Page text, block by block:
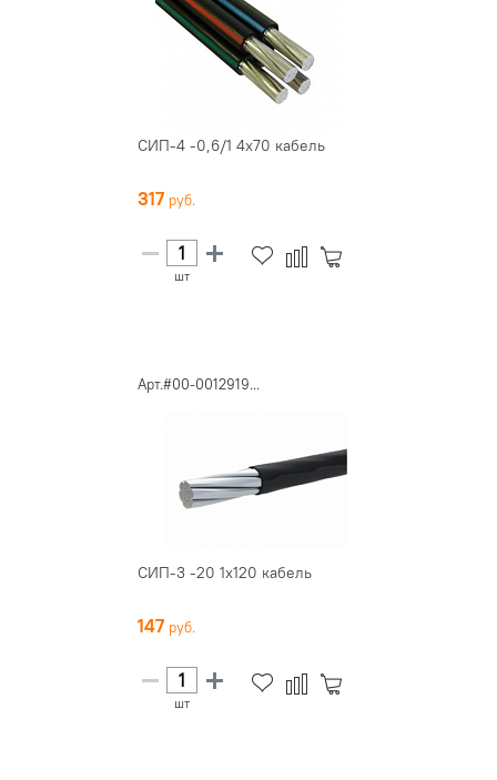
СИП-4 -0,6/1 4х70 кабель
317
шт
Арт.#00-0012919...
СИП-3 -20 1х120 кабель
147
шт